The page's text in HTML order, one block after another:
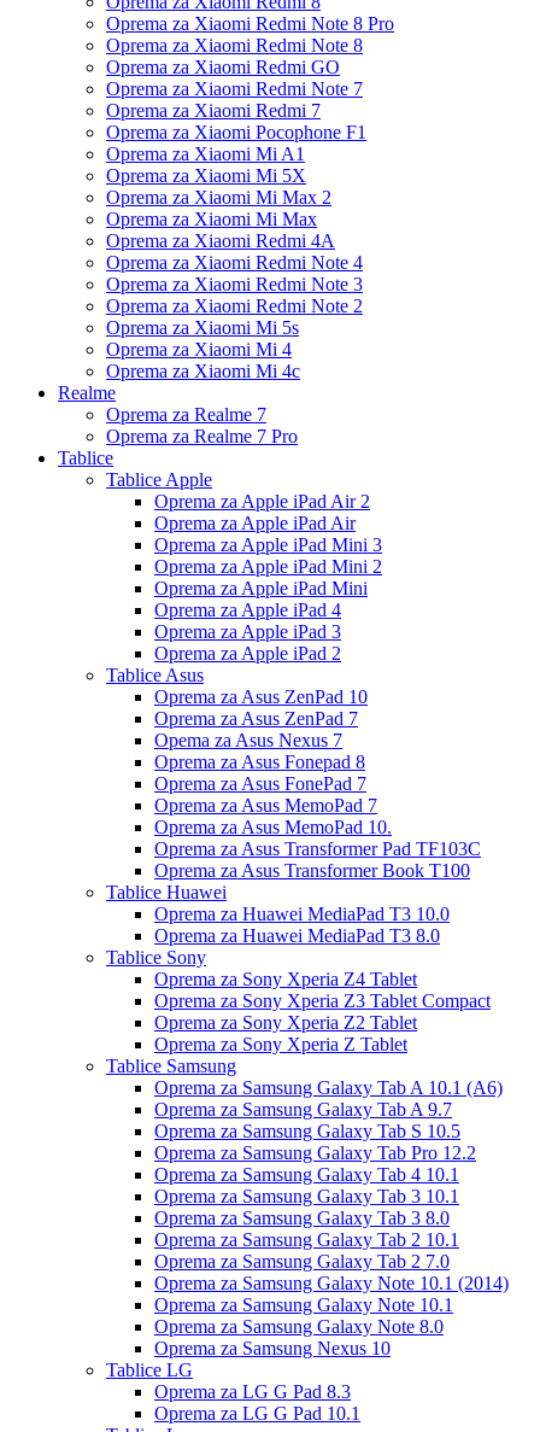
Oprema za Xiaomi Redmi Note 8 Pro
Oprema za Xiaomi Redmi Note 8
Oprema za Xiaomi Redmi GO
Oprema za Xiaomi Redmi Note 7
Oprema za Xiaomi Redmi 7
Oprema za Xiaomi Pocophone F1
Oprema za Xiaomi Mi A1
Oprema za Xiaomi Mi 5X
Oprema za Xiaomi Mi Max 2
Oprema za Xiaomi Mi Max
Oprema za Xiaomi Redmi 4A
Oprema za Xiaomi Redmi Note 4
Oprema za Xiaomi Redmi Note 3
Oprema za Xiaomi Redmi Note 2
Oprema za Xiaomi Mi 5s
Oprema za Xiaomi Mi 4
Oprema za Xiaomi Mi 4c
Realme
Oprema za Realme 7
Oprema za Realme 7 Pro
Tablice
Tablice Apple
Oprema za Apple iPad Air 2
Oprema za Apple iPad Air
Oprema za Apple iPad Mini 3
Oprema za Apple iPad Mini 2
Oprema za Apple iPad Mini
Oprema za Apple iPad 4
Oprema za Apple iPad 3
Oprema za Apple iPad 2
Tablice Asus
Oprema za Asus ZenPad 10
Oprema za Asus ZenPad 7
Opema za Asus Nexus 7
Oprema za Asus Fonepad 8
Oprema za Asus FonePad 7
Oprema za Asus MemoPad 7
Oprema za Asus MemoPad 10.
Oprema za Asus Transformer Pad TF103C
Oprema za Asus Transformer Book T100
Tablice Huawei
Oprema za Huawei MediaPad T3 10.0
Oprema za Huawei MediaPad T3 8.0
Tablice Sony
Oprema za Sony Xperia Z4 Tablet
Oprema za Sony Xperia Z3 Tablet Compact
Oprema za Sony Xperia Z2 Tablet
Oprema za Sony Xperia Z Tablet
Tablice Samsung
Oprema za Samsung Galaxy Tab A 10.1 (A6)
Oprema za Samsung Galaxy Tab A 9.7
Oprema za Samsung Galaxy Tab S 10.5
Oprema za Samsung Galaxy Tab Pro 12.2
Oprema za Samsung Galaxy Tab 4 10.1
Oprema za Samsung Galaxy Tab 3 10.1
Oprema za Samsung Galaxy Tab 3 8.0
Oprema za Samsung Galaxy Tab 2 10.1
Oprema za Samsung Galaxy Tab 2 7.0
Oprema za Samsung Galaxy Note 10.1 (2014)
Oprema za Samsung Galaxy Note 10.1
Oprema za Samsung Galaxy Note 8.0
Oprema za Samsung Nexus 10
Tablice LG
Oprema za LG G Pad 8.3
Oprema za LG G Pad 10.1